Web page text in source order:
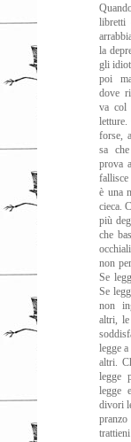
libretti
la
gli
poi
dove
va col
forse,
sa
prova
è una
cieca.
più
che
non
Se
Se
non
altri, le
legge
altri.
legge
legge
divori